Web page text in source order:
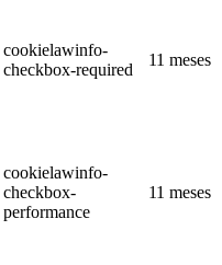
cookielawinfo-
checkbox-required
11 meses
cookielawinfo-
checkbox-
performance
11 meses